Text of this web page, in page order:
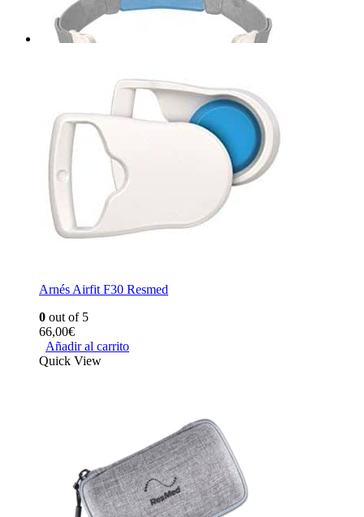
Arnés Airfit F30 Resmed
0 out of 5
66,00€
Añadir al carrito
Quick View